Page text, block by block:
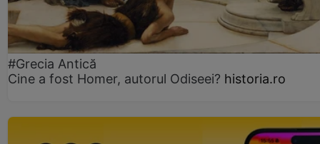
#Grecia Antică
Cine a fost Homer, autorul Odiseei? historia.ro